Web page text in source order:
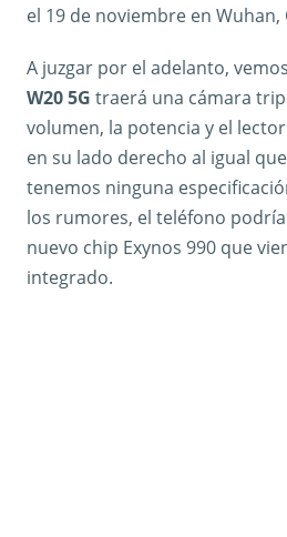
el 19 de noviembre en Wuhan,
A juzgar por el adelanto,
W20 5G traerá una cámara
volumen, la potencia y el
en su lado derecho al igual
tenemos ninguna
los rumores, el teléfono
nuevo chip Exynos 990 que
integrado.